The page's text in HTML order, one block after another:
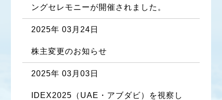
ングセレモニーが開催されました。
2025年 03月24日
株主変更のお知らせ
2025年 03月03日
IDEX2025（UAE・アブダビ）を視察し